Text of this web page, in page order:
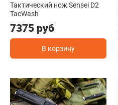
Тактический нож Sensei D2
TacWash
7375 руб
В корзину